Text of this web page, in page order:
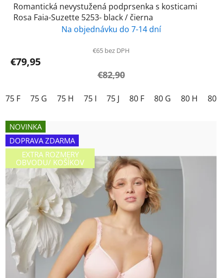
Romantická nevystužená podprsenka s kosticami
Rosa Faia-Suzette 5253- black / čierna
Na objednávku do 7-14 dní
€65 bez DPH
€79,95
€82,90
75 F 75 G 75 H 75 I 75 J 80 F 80 G 80 H 80 I
NOVINKA
DOPRAVA ZDARMA
EXTRA ROZMERY
OBVODU/ KOŠÍKOV